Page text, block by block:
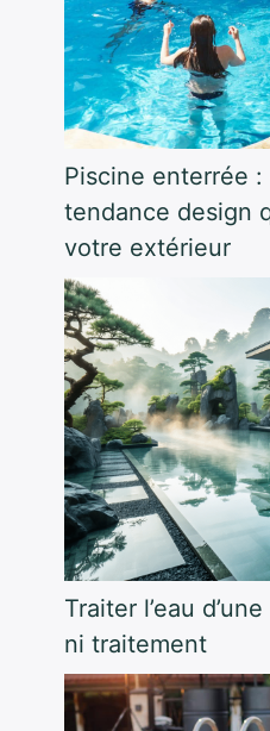
Piscine enterrée :
tendance design
votre extérieur
Traiter l’eau
ni traitement